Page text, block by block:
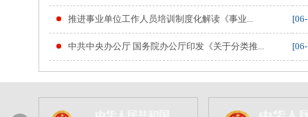
推进事业单位工作人员培训制度化解读《事业...
中共中央办公厅 国务院办公厅印发《关于分类推...